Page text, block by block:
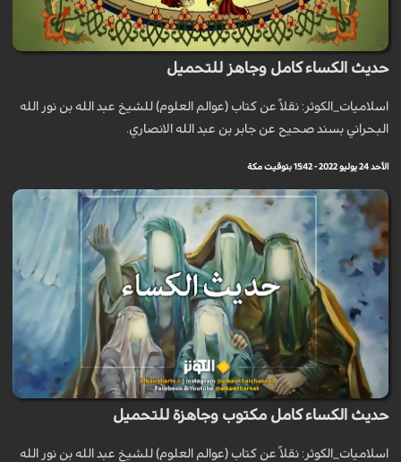
حديث الكساء كامل وجاهز للتحميل
اسلاميات_الكوثر: نقلاً عن كتاب (عوالم العلوم) للشيخ عبد الله بن نور الله
البحراني بسند صحيح عن جابر بن عبد الله الانصاري.
الأحد 24 يوليو 2022 - 15:42 بتوقيت مكة
حديث الكساء كامل مكتوب وجاهزة للتحميل
اسلاميات_الكوثر: نقلاً عن كتاب (عوالم العلوم) للشيخ عبد الله بن نور الله